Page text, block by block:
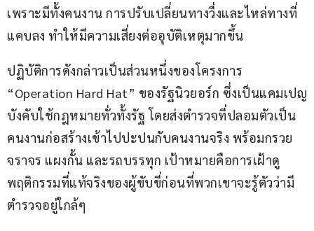
เพราะมีทั้งคนงาน การปรับเปลี่ยนทางวื่งและไหล่ทางที่
แคบลง ทำให้มีความเสี่ยงต่ออุบัติเหตุมากขึ้น
ปฏิบัติการดังกล่าวเป็นส่วนหนึ่งของโครงการ
“Operation Hard Hat” ของรัฐนิวยอร์ก ซึ่งเป็นแคมเปญ
บังคับใช้กฎหมายทั่วทั้งรัฐ โดยส่งตำรวจที่ปลอมตัวเป็น
คนงานก่อสร้างเข้าไปปะปนกับคนงานจริง พร้อมกรวย
จราจร แผงกั้น และรถบรรทุก เป้าหมายคือการเฝ้าดู
พฤติกรรมที่แท้จริงของผู้ขับขี่ก่อนที่พวกเขาจะรู้ตัวว่ามี
ตำรวจอยู่ใกล้ๆ